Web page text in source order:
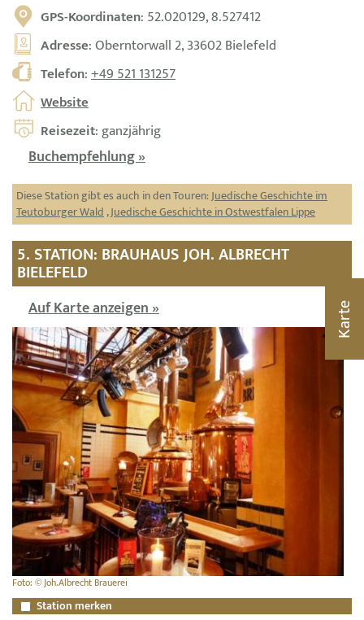
GPS-Koordinaten: 52.020129, 8.527412
Adresse: Oberntorwall 2, 33602 Bielefeld
Telefon:+49 521 131257
Website
Reisezeit: ganzjährig
Buchempfehlung »
Diese Station gibt es auch in den Touren:Juedische Geschichte im
Teutoburger Wald,Juedische Geschichte in Ostwestfalen Lippe
5. STATION: BRAUHAUS JOH. ALBRECHT
BIELEFELD
Auf Karte anzeigen »
Foto: © Joh.Albrecht Brauerei
Station merken
Karte